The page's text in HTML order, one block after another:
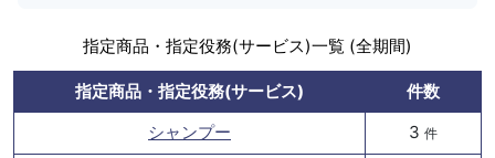
指定商品・指定役務(サービス)一覧 (全期間)
指定商品・指定役務(サービス)
件数
シャンプー
3 件